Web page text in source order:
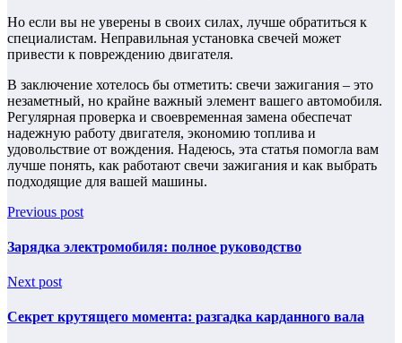
Но если вы не уверены в своих силах, лучше обратиться к
специалистам. Неправильная установка свечей может
привести к повреждению двигателя.
В заключение хотелось бы отметить: свечи зажигания – это
незаметный, но крайне важный элемент вашего автомобиля.
Регулярная проверка и своевременная замена обеспечат
надежную работу двигателя, экономию топлива и
удовольствие от вождения. Надеюсь, эта статья помогла вам
лучше понять, как работают свечи зажигания и как выбрать
подходящие для вашей машины.
Previous post
Зарядка электромобиля: полное руководство
Next post
Секрет крутящего момента: разгадка карданного вала